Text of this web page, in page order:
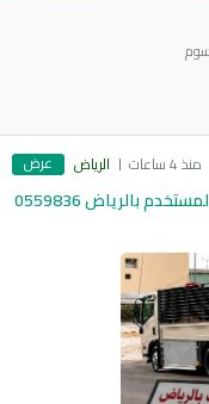
منذ 4 ساعات الرياض عرض
نقل اثاث جمعية خيرية تاخذ الاثاث المستخدم بالرياض 0559836